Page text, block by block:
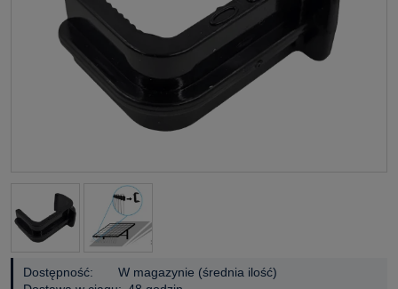
Dostępność:
W magazynie (średnia ilość)